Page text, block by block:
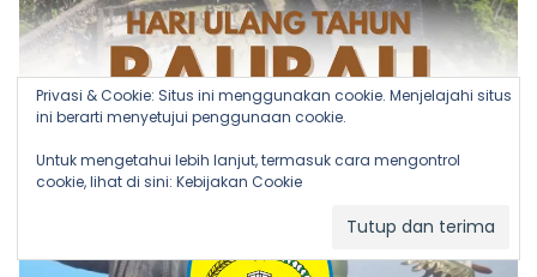
Privasi & Cookie: Situs ini menggunakan cookie. Menjelajahi situs
ini berarti menyetujui penggunaan cookie.
Untuk mengetahui lebih lanjut, termasuk cara mengontrol
cookie, lihat di sini: Kebijakan Cookie